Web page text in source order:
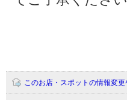
このお店・スポットの情報変